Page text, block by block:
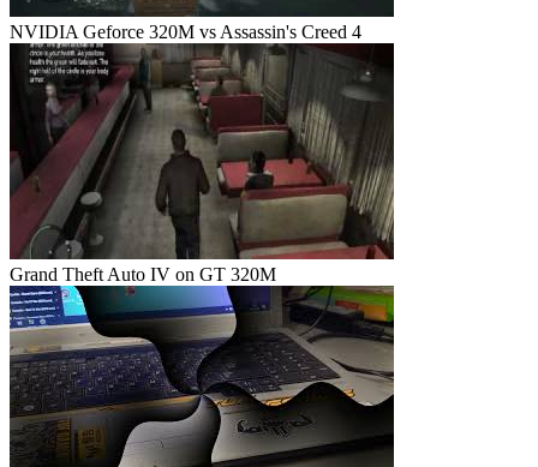
NVIDIA Geforce 320M vs Assassin's Creed 4
Grand Theft Auto IV on GT 320M